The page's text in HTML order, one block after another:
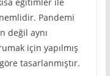
Pandemi
değil aynı
için yapılmış
tasarlanmıştır.